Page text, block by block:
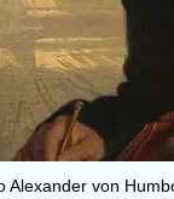
Alexander von